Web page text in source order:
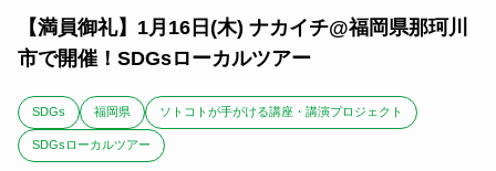
【満員御礼】1月16日(木) ナカイチ@福岡県那珂川
市で開催！SDGsローカルツアー
SDGs 福岡県 ソトコトが手がける講座・講演プロジェクト
SDGsローカルツアー